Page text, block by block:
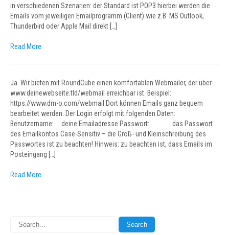
in verschiedenen Szenarien: der Standard ist POP3 hierbei werden die
Emails vom jeweiligen Emailprogramm (Client) wie z.B. MS Outlook,
Thunderbird oder Apple Mail direkt […]
Read More
Ja. Wir bieten mit RoundCube einen komfortablen Webmailer, der über
www.deinewebseite.tld/webmail erreichbar ist. Beispiel:
https://www.dm-o.com/webmail Dort können Emails ganz bequem
bearbeitet werden. Der Login erfolgt mit folgenden Daten:
Benutzername: deine Emailadresse Passwort: das Passwort
des Emailkontos Case-Sensitiv – die Groß- und Kleinschreibung des
Passwortes ist zu beachten! Hinweis: zu beachten ist, dass Emails im
Posteingang […]
Read More